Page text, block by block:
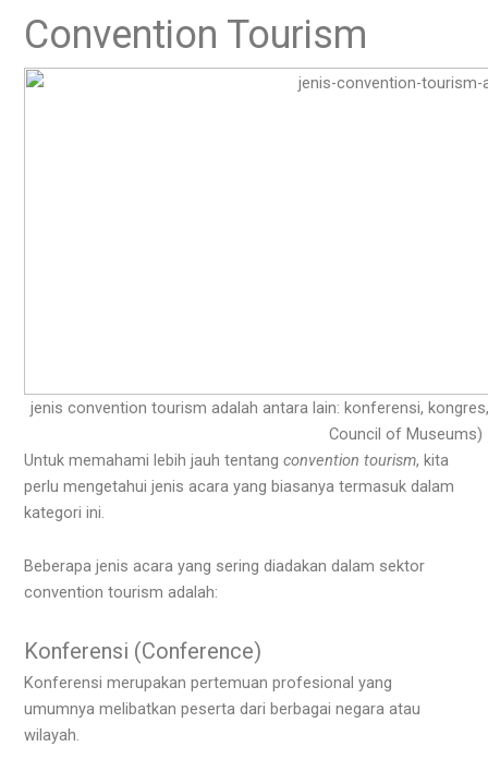
Convention Tourism
jenis convention tourism adalah antara lain: konferensi,
Council of Museums)
Untuk memahami lebih jauh tentangconvention tourism, kita
perlu mengetahui jenis acara yang biasanya termasuk dalam
kategori ini.
Beberapa jenis acara yang sering diadakan dalam sektor
convention tourism adalah:
Konferensi (Conference)
Konferensi merupakan pertemuan profesional yang
umumnya melibatkan peserta dari berbagai negara atau
wilayah.